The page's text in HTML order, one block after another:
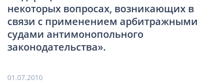
некоторых вопросах, возникающих в
связи с применением арбитражными
судами антимонопольного
законодательства».
01.07.2010